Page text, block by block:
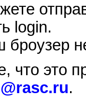
login.
что это
.